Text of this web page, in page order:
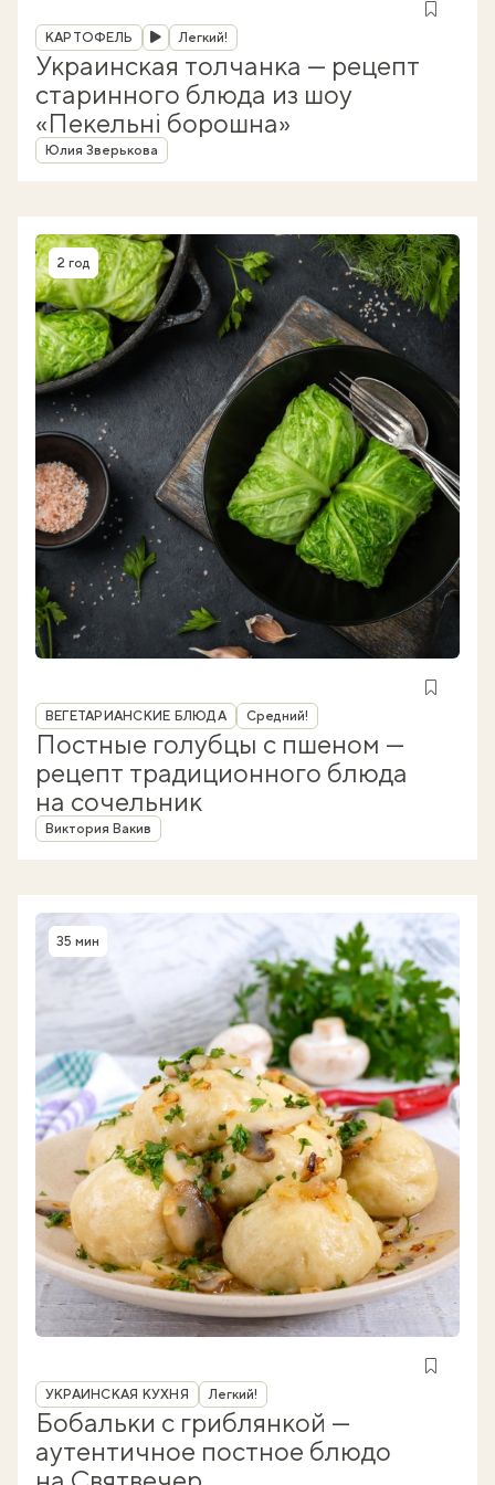
Рубрика
КАРТОФЕЛЬ Легкий!
Украинская толчанка — рецепт
старинного блюда из шоу
«Пекельні борошна»
Автор
Юлия Зверькова
Время приготовления
2 год
Рубрика
ВЕГЕТАРИАНСКИЕ БЛЮДА Средний!
Постные голубцы с пшеном —
рецепт традиционного блюда
на сочельник
Автор
Виктория Вакив
Время приготовления
35 мин
Рубрика
УКРАИНСКАЯ КУХНЯ Легкий!
Бобальки с гриблянкой —
аутентичное постное блюдо